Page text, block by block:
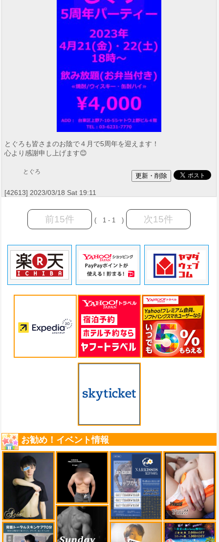
とぐろも皆さまのお陰で４月で5周年を迎えます！
心より感謝申し上げます😊
とぐろ
[42613] 2023/03/18 Sat 19:11
前15件 ( 1 - 1 ) 次15件
お勧め！イベント情報